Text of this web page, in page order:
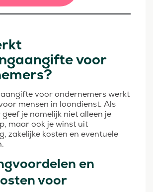
voor
voor ondernemers werkt
mensen in loondienst. Als
je namelijk niet alleen je
maar ook je winst uit
zakelijke kosten en eventuele
en
voor